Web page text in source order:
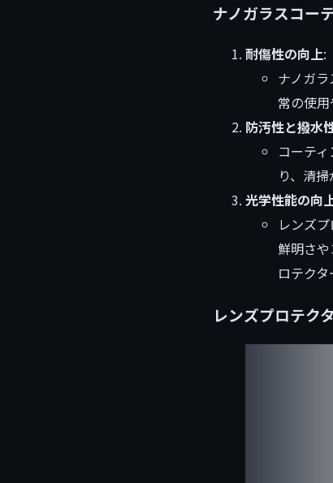
ナノガラスコー
耐傷性の向上:
ナノガ
常の使
防汚性と撥水
コーテ
り、清
光学性能の向
レンズ
鮮明さ
ロテク
レンズプロテク